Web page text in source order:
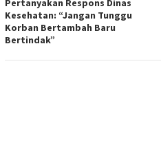
Pertanyakan Respons Dinas
Kesehatan: “Jangan Tunggu
Korban Bertambah Baru
Bertindak”